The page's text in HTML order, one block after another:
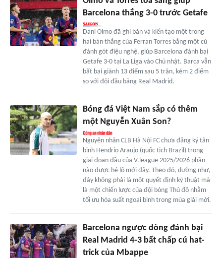
Barcelona thắng 3-0 trước Getafe
Dani Olmo đã ghi bàn và kiến tạo một trong
hai bàn thắng của Ferran Torres bằng một cú
đánh gót điệu nghệ, giúp Barcelona đánh bại
Getafe 3-0 tại La Liga vào Chủ nhật. Barca vẫn
bất bại giành 13 điểm sau 5 trận, kém 2 điểm
so với đội đầu bảng Real Madrid.
Bóng đá Việt Nam sắp có thêm
một Nguyễn Xuân Son?
Nguyên nhân CLB Hà Nội FC chưa đăng ký tân
binh Hendrio Araujo (quốc tịch Brazil) trong
giai đoạn đầu của V.league 2025/2026 phần
nào được hé lộ mới đây. Theo đó, dường như,
đây không phải là một quyết định kỹ thuật mà
là một chiến lược của đội bóng Thủ đô nhằm
tối ưu hóa suất ngoại binh trong mùa giải mới.
Barcelona ngược dòng đánh bại
Real Madrid 4-3 bất chấp cú hat-
trick của Mbappe